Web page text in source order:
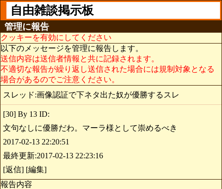
自由雑談掲示板
管理に報告
クッキーを有効にしてください
以下のメッセージを管理に報告します。
送信内容は送信者情報と共に記録されます。
不適切な報告が繰り返し送信された場合には規制対象となる
場合があるのでご注意ください。
スレッド:画像認証で下ネタ出た奴が優勝するスレ
[30] By 13 ID:
文句なしに優勝だわ。マーラ様として崇めるべき
2017-02-13 22:20:51
最終更新:2017-02-13 22:23:16
[返信] [編集]
報告内容